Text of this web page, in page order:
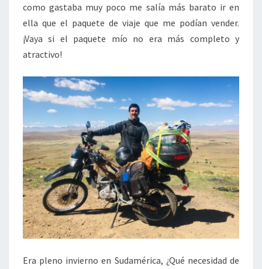
como gastaba muy poco me salía más barato ir en
ella que el paquete de viaje que me podían vender.
¡Vaya si el paquete mío no era más completo y
atractivo!
Era pleno invierno en Sudamérica, ¿Qué necesidad de